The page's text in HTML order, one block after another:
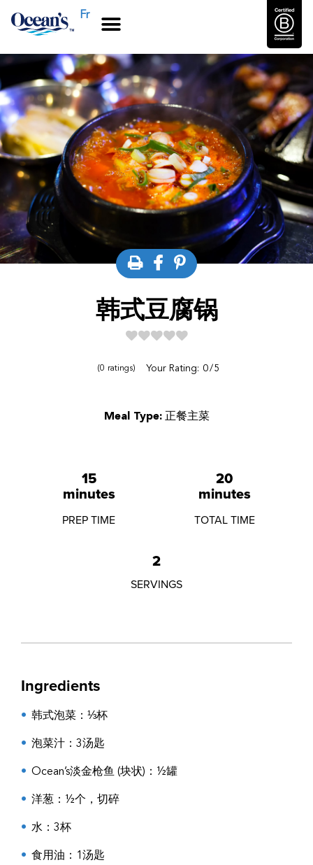
Fr
韩式豆腐锅
0 ratings Your Rating: 0 5
Reviews
Meal Type:正餐主菜
15
minutes
PREP TIME
20
minutes
TOTAL TIME
2
SERVINGS
Ingredients
韩式泡菜 ：⅓杯
泡菜汁 ：3汤匙
Ocean’s淡金枪鱼 (块状) ：½罐
洋葱 ：½个，切碎
水 ：3杯
食用油 ：1汤匙